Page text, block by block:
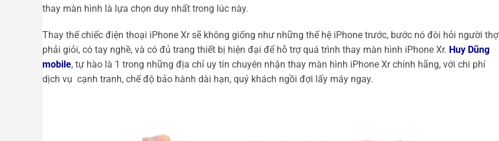
thay màn hình là lựa chọn duy nhất trong lúc này.
Thay thế chiếc điện thoại iPhone Xr sẽ không giống như những thế hệ iPhone trước, bước nó đòi hỏi người thợ
phải giỏi, có tay nghề, và có đủ trang thiết bị hiện đại để hỗ trợ quá trình thay màn hình iPhone Xr. Huy Dũng
mobile, tự hào là 1 trong những địa chỉ uy tín chuyên nhận thay màn hình iPhone Xr chính hãng, với chi phí
dịch vụ cạnh tranh, chế độ bảo hành dài hạn, quý khách ngồi đợi lấy máy ngay.